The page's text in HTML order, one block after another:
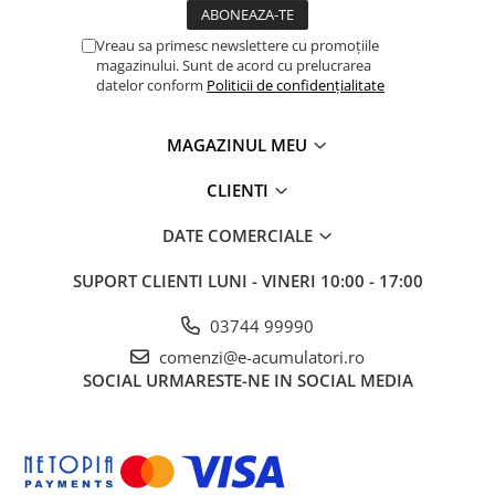
Dimensiune 238*173*72.5mm
Vreau sa primesc newslettere cu promoțiile
magazinului. Sunt de acord cu prelucrarea
datelor conform Politicii de confidențialitate
MAGAZINUL MEU
CLIENTI
DATE COMERCIALE
SUPORT CLIENTI LUNI - VINERI 10:00 - 17:00
03744 99990
comenzi@e-acumulatori.ro
SOCIAL URMARESTE-NE IN SOCIAL MEDIA